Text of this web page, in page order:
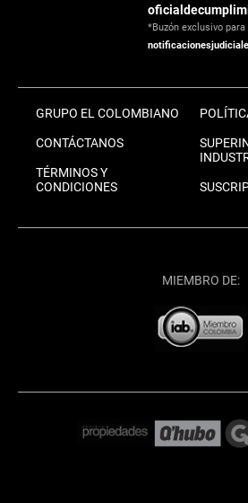
*Buzón exclusivo
GRUPO EL COLOMBIANO
CONTÁCTANOS
TÉRMINOS Y
CONDICIONES
MIEMBRO DE: